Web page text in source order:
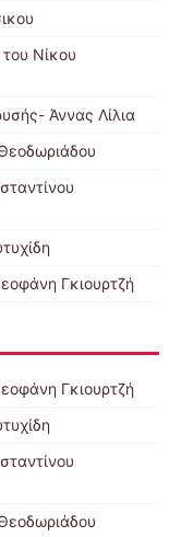
Νίκου
Άννας Λίλια
Γκιουρτζή
Γκιουρτζή